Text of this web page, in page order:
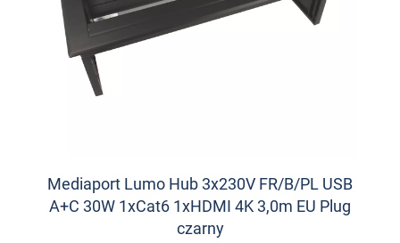
Mediaport Lumo Hub 3x230V FR/B/PL USB
A+C 30W 1xCat6 1xHDMI 4K 3,0m EU Plug
czarny